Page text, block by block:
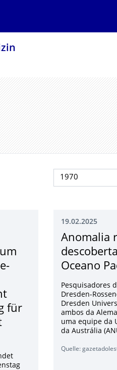
Jahr auswählen
für
19.02.2025
Anomalia
Oceano
Pesquisadores
Dresden-
Dresden
ambos da
uma equipe da
da Austrália
Quelle: